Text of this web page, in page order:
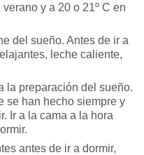
y a 20 o 21º C en
del sueño. Antes de ir a
leche caliente,
la preparación del sueño.
se han hecho siempre y
Ir a la cama a la hora
antes de ir a dormir,